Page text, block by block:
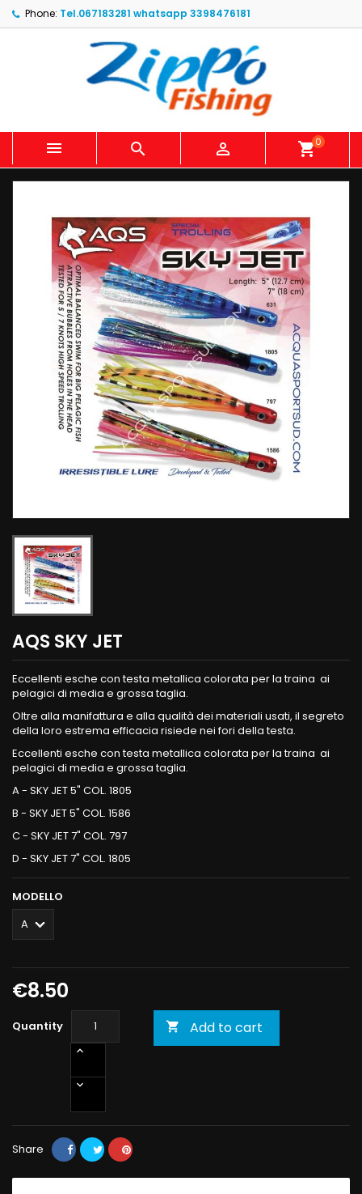
Phone: Tel.067183281 whatsapp 3398476181
   shopping_cart0
AQS SKY JET
Eccellenti esche con testa metallica colorata per la traina ai
pelagici di media e grossa taglia.
Oltre alla manifattura e alla qualità dei materiali usati, il segreto
della loro estrema efficacia risiede nei fori della testa.
Eccellenti esche con testa metallica colorata per la traina ai
pelagici di media e grossa taglia.
A - SKY JET 5" COL. 1805
B - SKY JET 5" COL. 1586
C - SKY JET 7" COL. 797
D - SKY JET 7" COL. 1805
MODELLO
€8.50
Quantity  Add to cart
Share